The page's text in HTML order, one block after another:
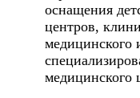
оснащения
центров,
медицинского
медицинского